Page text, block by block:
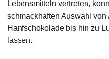
Lebensmitteln vertreten,
schmackhaften Auswahl von
Hanfschokolade bis hin zu
lassen.